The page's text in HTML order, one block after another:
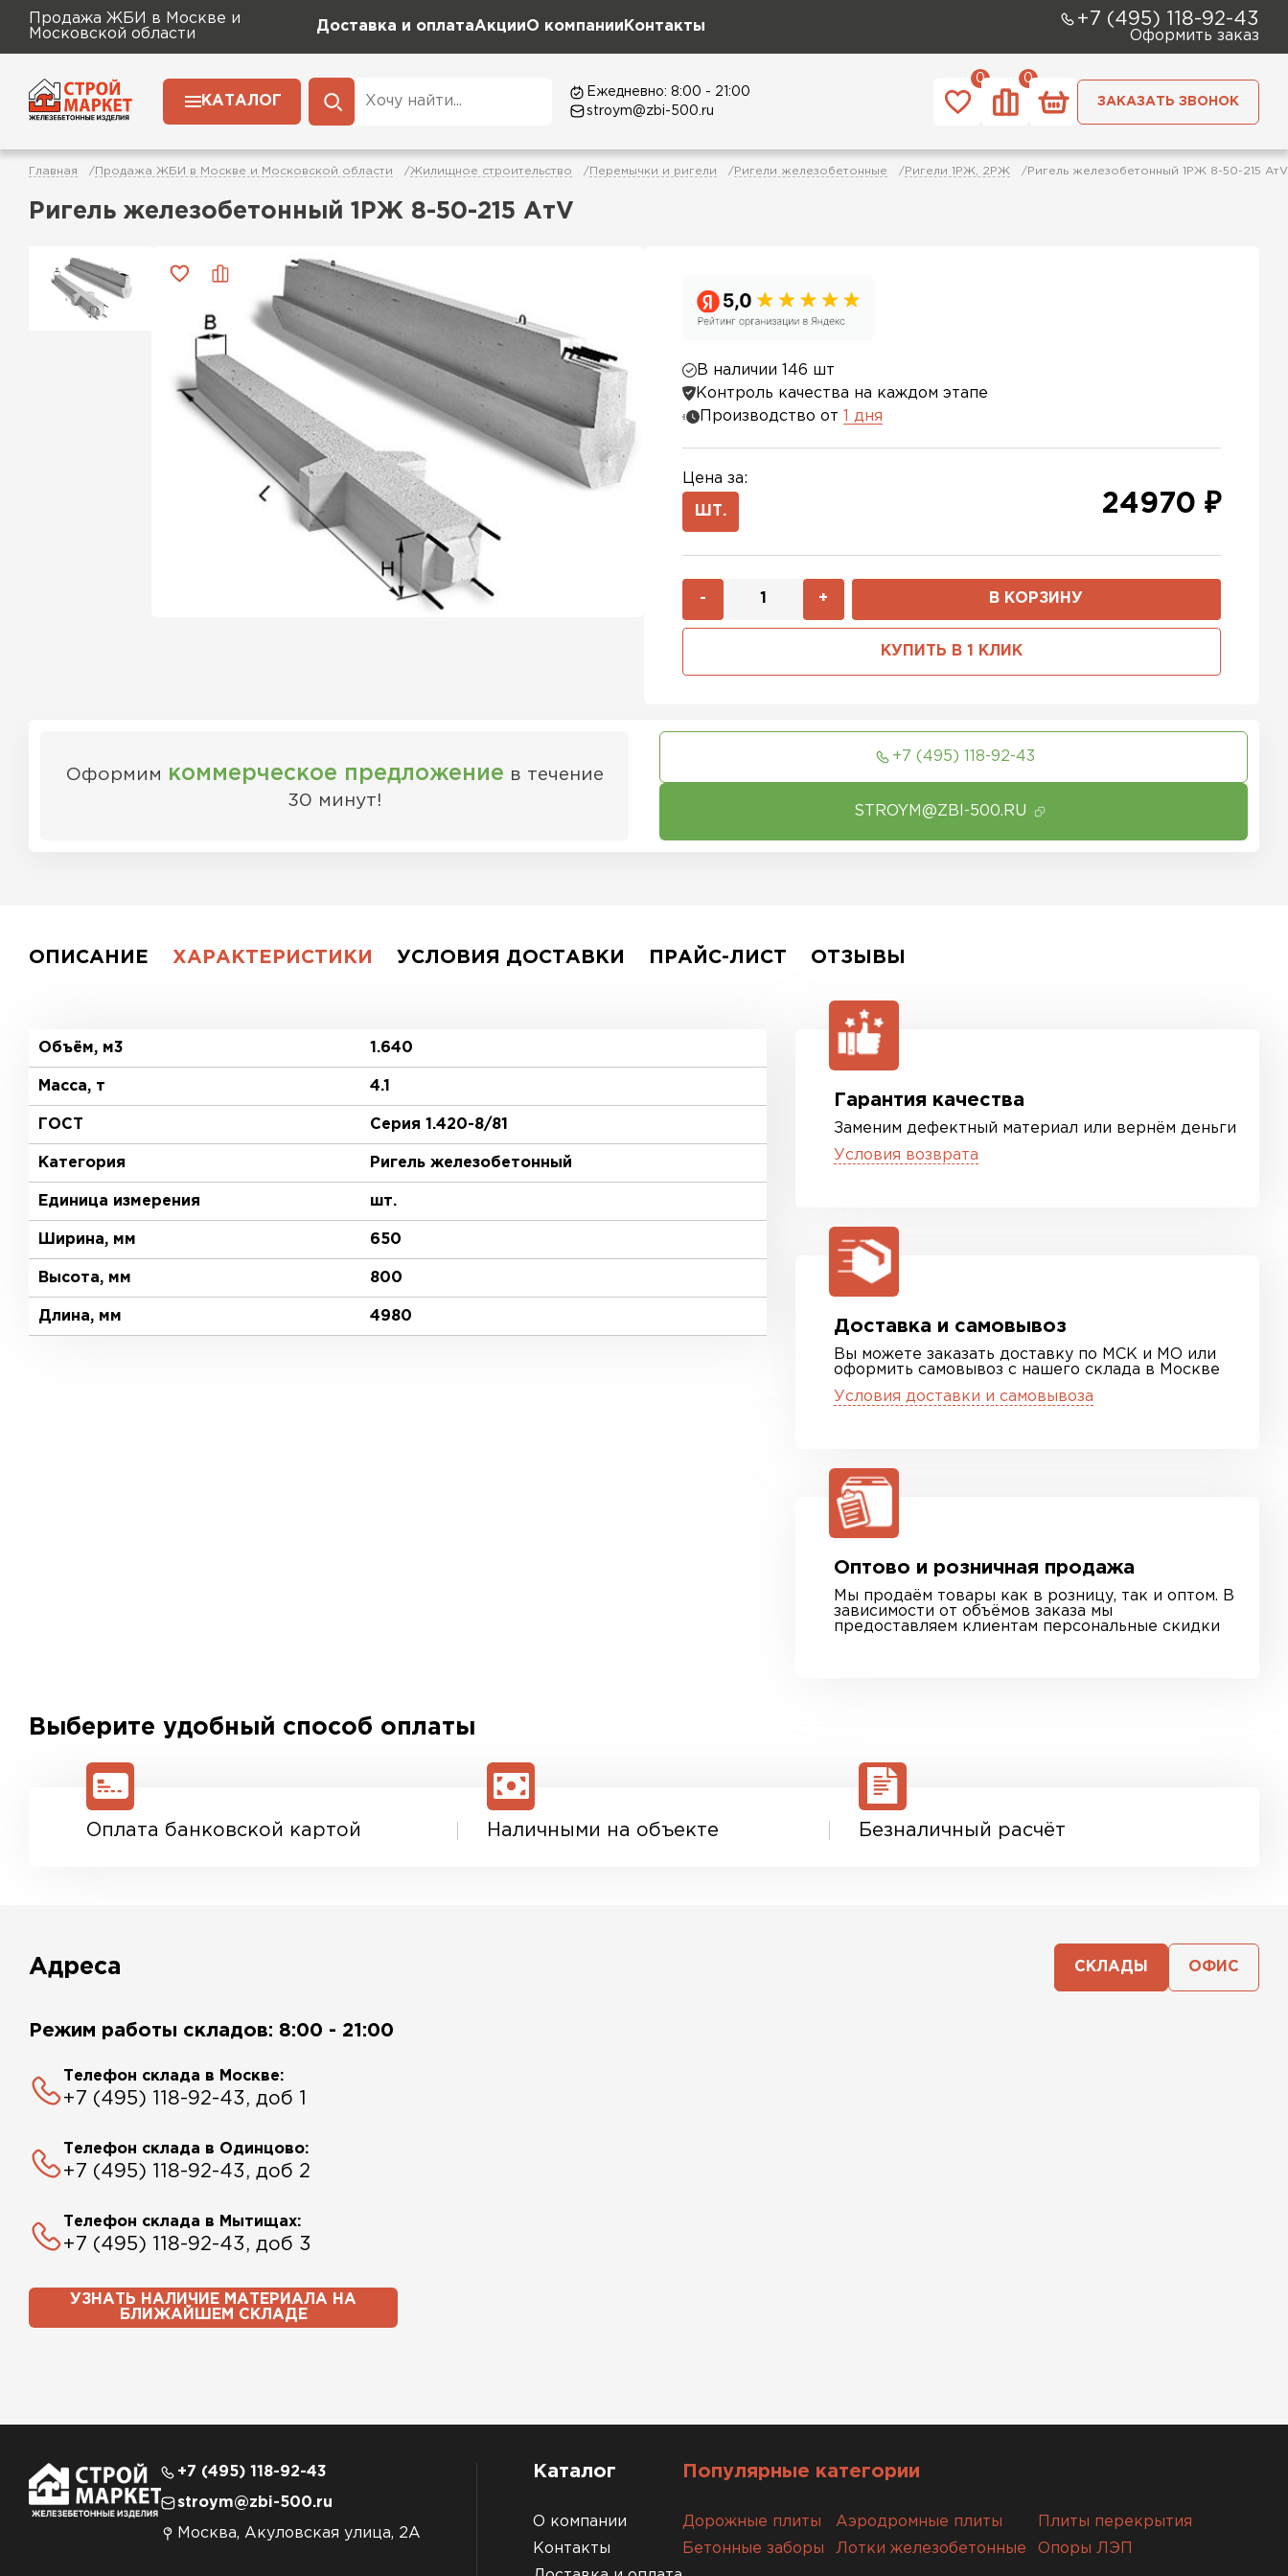
Продажа ЖБИ в Москве и
Московской области
Доставка и оплатаАкцииО компании Контакты +7 (495) 118-92-43
Оформить заказ
КАТАЛОГ
Ежедневно: 8:00 - 21:00
stroym@zbi-500.ru
0
0
ЗАКАЗАТЬ ЗВОНОК
Главная Продажа ЖБИ в Москве и Московской области Жилищное строительство Перемычки и ригели Ригели железобетонные Ригели 1РЖ, 2РЖ Ригель железобетонный 1РЖ 8-50-215 АтV
Ригель железобетонный 1РЖ 8-50-215 АтV
В наличии 146 шт
Контроль качества на каждом этапе
Производство от
1 дня
Цена за:
ШТ. 24970 ₽
- + В КОРЗИНУ
КУПИТЬ В 1 КЛИК
Оформим коммерческое предложение в течение
30 минут!
+7 (495) 118-92-43
STROYM@ZBI-500.RU
ОПИСАНИЕ ХАРАКТЕРИСТИКИ УСЛОВИЯ ДОСТАВКИ ПРАЙС-ЛИСТ ОТЗЫВЫ
Объём, м3 1.640
Масса, т 4.1
ГОСТ Серия 1.420-8/81
Категория Ригель железобетонный
Единица измерения шт.
Ширина, мм 650
Высота, мм 800
Длина, мм 4980
Гарантия качества
Заменим дефектный материал или вернём деньги
Условия возврата
Доставка и самовывоз
Вы можете заказать доставку по МСК и МО или
оформить самовывоз с нашего склада в Москве
Условия доставки и самовывоза
Оптово и розничная продажа
Мы продаём товары как в розницу, так и оптом. В
зависимости от объёмов заказа мы
предоставляем клиентам персональные скидки
Выберите удобный способ оплаты
Оплата банковской картой Наличными на объекте Безналичный расчёт
Адреса СКЛАДЫ ОФИС
Режим работы складов: 8:00 - 21:00
Телефон склада в Москве:
+7 (495) 118-92-43, доб 1
Телефон склада в Одинцово:
+7 (495) 118-92-43, доб 2
Телефон склада в Мытищах:
+7 (495) 118-92-43, доб 3
УЗНАТЬ НАЛИЧИЕ МАТЕРИАЛА НА
БЛИЖАЙШЕМ СКЛАДЕ
+7 (495) 118-92-43
stroym@zbi-500.ru
Москва, Акуловская улица, 2А
Каталог
О компании
Контакты
Популярные категории
Дорожные плиты Аэродромные плиты
Плиты перекрытия
Бетонные заборы
Лотки железобетонные Опоры ЛЭП